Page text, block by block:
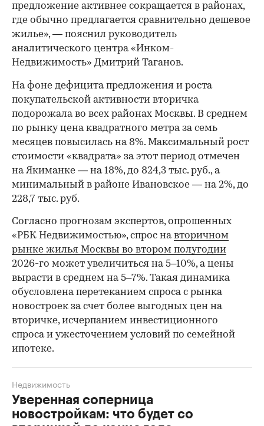
предложение активнее сокращается в районах,
где обычно предлагается сравнительно дешевое
жилье», — пояснил руководитель
аналитического центра «Инком-
Недвижимость» Дмитрий Таганов.
00:00
На фоне дефицита предложения и роста
покупательской активности вторичка
подорожала во всех районах Москвы. В среднем
по рынку цена квадратного метра за семь
месяцев повысилась на 8%. Максимальный рост
стоимости «квадрата» за этот период отмечен
на Якиманке — на 18%, до 824,3 тыс. руб., а
минимальный в районе Ивановское — на 2%, до
228,7 тыс. руб.
Согласно прогнозам экспертов, опрошенных
«РБК Недвижимостью», спрос навторичном
рынке жилья Москвы во втором полугодии
2026-го может увеличиться на 5–10%, а цены
вырасти в среднем на 5–7%. Такая динамика
обусловлена перетеканием спроса с рынка
новостроек за счет более выгодных цен на
вторичке, исчерпанием инвестиционного
спроса и ужесточением условий по семейной
ипотеке.
Уверенная соперница
новостройкам: что будет со
Недвижимость